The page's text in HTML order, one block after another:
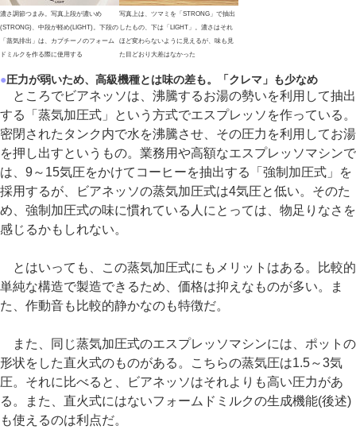
濃さ調節つまみ。写真上段が濃いめ
(STRONG)、中段が軽め(LIGHT)。下段の
「蒸気排出」は、カプチーノのフォーム
ドミルクを作る際に使用する
写真上は、ツマミを「STRONG」で抽出
したもの、下は「LIGHT」。濃さはそれ
ほど変わらないように見えるが、味も見
た目どおり大差はなかった
●圧力が弱いため、高級機種とは味の差も。「クレマ」も少なめ
ところでビアネッソは、沸騰するお湯の勢いを利用して抽出
する「蒸気加圧式」という方式でエスプレッソを作っている。
密閉されたタンク内で水を沸騰させ、その圧力を利用してお湯
を押し出すというもの。業務用や高額なエスプレッソマシンで
は、9～15気圧をかけてコーヒーを抽出する「強制加圧式」を
採用するが、ビアネッソの蒸気加圧式は4気圧と低い。そのた
め、強制加圧式の味に慣れている人にとっては、物足りなさを
感じるかもしれない。
とはいっても、この蒸気加圧式にもメリットはある。比較的
単純な構造で製造できるため、価格は抑えなものが多い。ま
た、作動音も比較的静かなのも特徴だ。
また、同じ蒸気加圧式のエスプレッソマシンには、ポットの
形状をした直火式のものがある。こちらの蒸気圧は1.5～3気
圧。それに比べると、ビアネッソはそれよりも高い圧力があ
る。また、直火式にはないフォームドミルクの生成機能(後述)
も使えるのは利点だ。